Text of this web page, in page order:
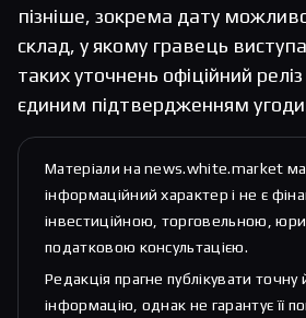
пізніше, зокрема дату
склад, у якому гравець
таких уточнень офіційний
єдиним підтвердженням
Матеріали на news.white.market
інформаційний характер і не є
інвестиційною, торговельною,
податковою консультацією.
Редакція прагне публікувати точну
інформацію, однак не гарантує її